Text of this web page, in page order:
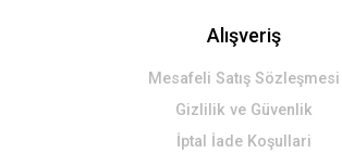
Alışveriş
Mesafeli Satış Sözleşmesi
Gizlilik ve Güvenlik
İptal İade Koşullari